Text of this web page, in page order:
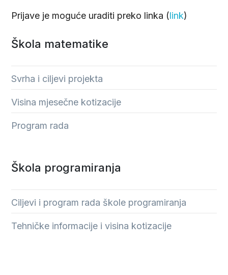
Prijave je moguće uraditi preko linka (link)
Škola matematike
Svrha i ciljevi projekta
Visina mjesečne kotizacije
Program rada
Škola programiranja
Ciljevi i program rada škole programiranja
Tehničke informacije i visina kotizacije